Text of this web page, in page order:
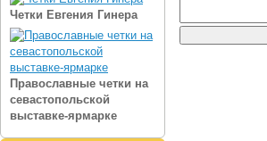
Четки Евгения Гинера
Православные четки на
севастопольской
выставке-ярмарке